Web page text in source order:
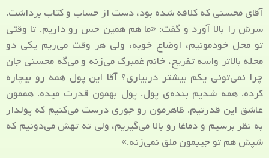
آقای محسنی که کلافه شده بود، دست از حساب و کتاب برداشت.
سرش را بالا آورد و گفت: «ما هم همین حس رو داریم. تا وقتی
تو محل خودمونیم، اوضاع خوبه، ولی هر وقت می‌ریم یکی دو
محله بالاتر واسه تفریح، خانم غمبرک می‌زنه و می‌گه محسنی جان
چرا نمی‌تونی یکم بیشتر دربیاری؟ آقا این پول همه رو بیچاره
کرده. همه شدیم بنده‌ی پول. پول بهمون قدرت میده. هممون
عاشق این قدرتیم. ظاهرمون رو جوری درست می‌کنیم که پولدار
به نظر برسیم و دماغا رو بالا می‌گیریم، ولی ته تهش می‌دونیم که
شپش هم تو جیبمون ملق نمی‌زنه.»